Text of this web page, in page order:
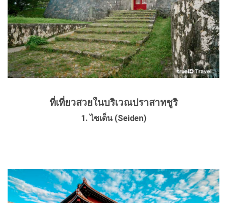
ที่เที่ยวสวยในบริเวณปราสาทชูริ
1. ไซเด็น (Seiden)